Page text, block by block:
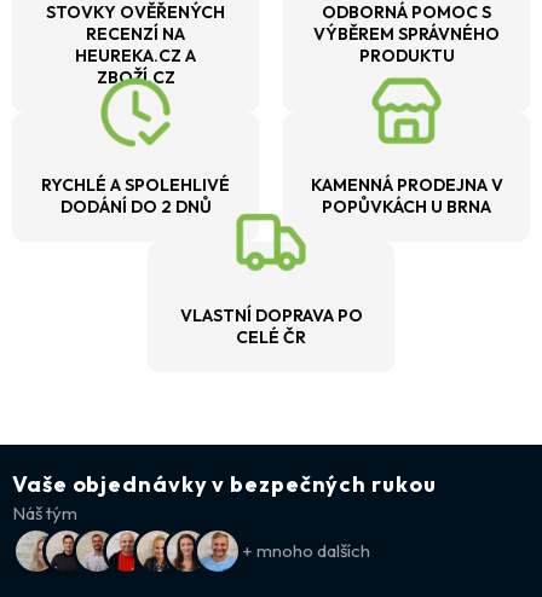
STOVKY OVĚŘENÝCH
RECENZÍ NA
HEUREKA.CZ A
ZBOŽÍ.CZ
ODBORNÁ POMOC S
VÝBĚREM SPRÁVNÉHO
PRODUKTU
RYCHLÉ A SPOLEHLIVÉ
DODÁNÍ DO 2 DNŮ
KAMENNÁ PRODEJNA V
POPŮVKÁCH U BRNA
VLASTNÍ DOPRAVA PO
CELÉ ČR
Vaše objednávky v bezpečných rukou
Náš tým
+ mnoho dalších